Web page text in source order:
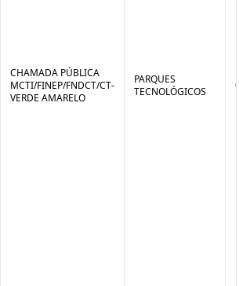
CHAMADA PÚBLICA
MCTI/FINEP/FNDCT/CT-
VERDE AMARELO
PARQUES
TECNOLÓGICOS